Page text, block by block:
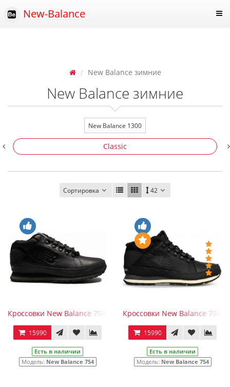
New-Balance
New Balance зимние
New Balance зимние
New Balance 1300
Classic
Сортировка 42
Кроссовки New Balance 754 Winter Triple Black с мехом
15990
Есть в наличии
Модель: New Balance 754
Кроссовки New Balance 754
15990
Есть в наличии
Модель: New Balance 754